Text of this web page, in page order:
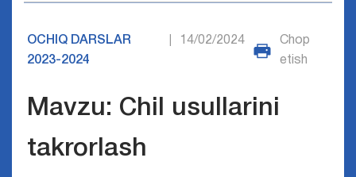
OCHIQ DARSLAR
2023-2024
14/02/2024
Chop
etish
Mavzu: Chil usullarini
takrorlash